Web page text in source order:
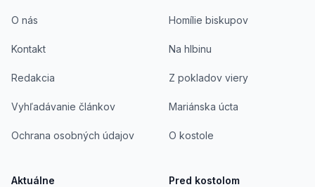
O nás
Kontakt
Redakcia
Vyhľadávanie článkov
Ochrana osobných údajov
Aktuálne
Homílie biskupov
Na hlbinu
Z pokladov viery
Mariánska úcta
O kostole
Pred kostolom